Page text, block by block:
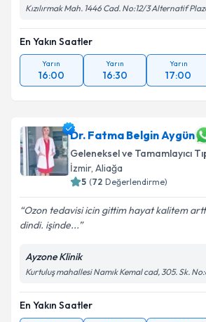
Kızılırmak Mah. 1446 Cad. No:12/3 Alternatif
En Yakın Saatler
Yarın
16:00
Yarın
16:30
Yarın
17:00
Dr. Fatma Belgin Aygün
Geleneksel ve Tamamlayıcı
İzmir, Aliağa
5 (72 Değerlendirme)
Ozon tedavisi icin gittim hayat kalitem
dindi. işinde...
Ayzone Klinik
Kurtuluş mahallesi Namık Kemal cad, 305. Sk.
En Yakın Saatler